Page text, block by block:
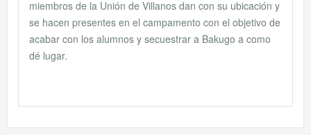
miembros de la Unión de Villanos dan con su ubicación y
se hacen presentes en el campamento con el objetivo de
acabar con los alumnos y secuestrar a Bakugo a como
dé lugar.